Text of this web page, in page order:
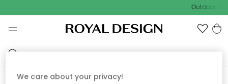
Outdoor
We care about your privacy!